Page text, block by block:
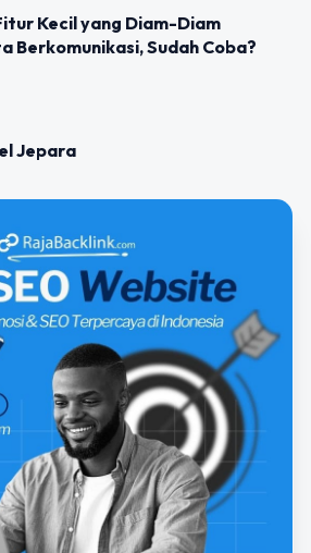
Kecil yang Diam-Diam
Berkomunikasi, Sudah Coba?
Jepara